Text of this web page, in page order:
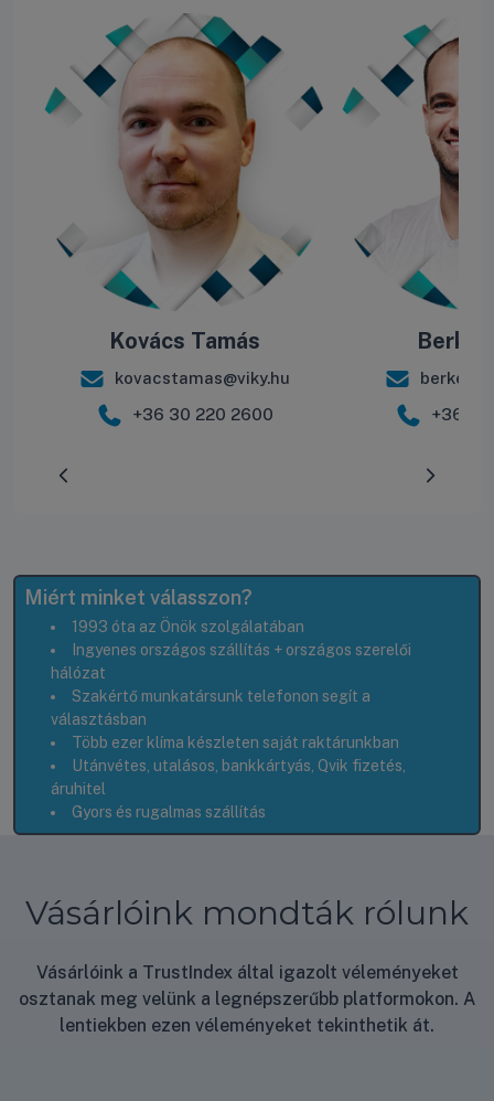
Kovács Tamás
kovacstamas@viky.hu
+36 30 220 2600
Berke
+36 30
Miért minket válasszon?
1993 óta az Önök szolgálatában
Ingyenes országos szállítás + országos szerelői
hálózat
Szakértő munkatársunk telefonon segít a
választásban
Több ezer klíma készleten saját raktárunkban
Utánvétes, utalásos, bankkártyás, Qvik fizetés,
áruhitel
Gyors és rugalmas szállítás
Vásárlóink mondták rólunk
Vásárlóink a TrustIndex által igazolt véleményeket
osztanak meg velünk a legnépszerűbb platformokon. A
lentiekben ezen véleményeket tekinthetik át.